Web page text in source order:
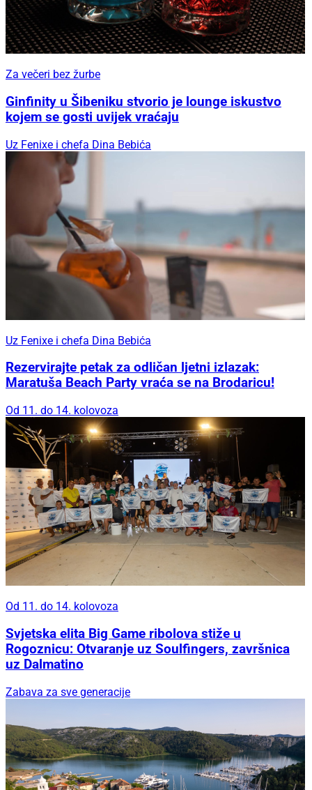
Za večeri bez žurbe
Ginfinity u Šibeniku stvorio je lounge iskustvo
kojem se gosti uvijek vraćaju
Uz Fenixe i chefa Dina Bebića
Uz Fenixe i chefa Dina Bebića
Rezervirajte petak za odličan ljetni izlazak:
Maratuša Beach Party vraća se na Brodaricu!
Od 11. do 14. kolovoza
Od 11. do 14. kolovoza
Svjetska elita Big Game ribolova stiže u
Rogoznicu: Otvaranje uz Soulfingers, završnica
uz Dalmatino
Zabava za sve generacije